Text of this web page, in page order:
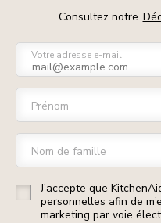
Consultez notre
Votre adresse e-mail
Prénom
Nom de famille
J’accepte que
personnelles afin de
marketing par voie